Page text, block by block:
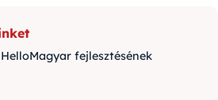
fejlesztésének